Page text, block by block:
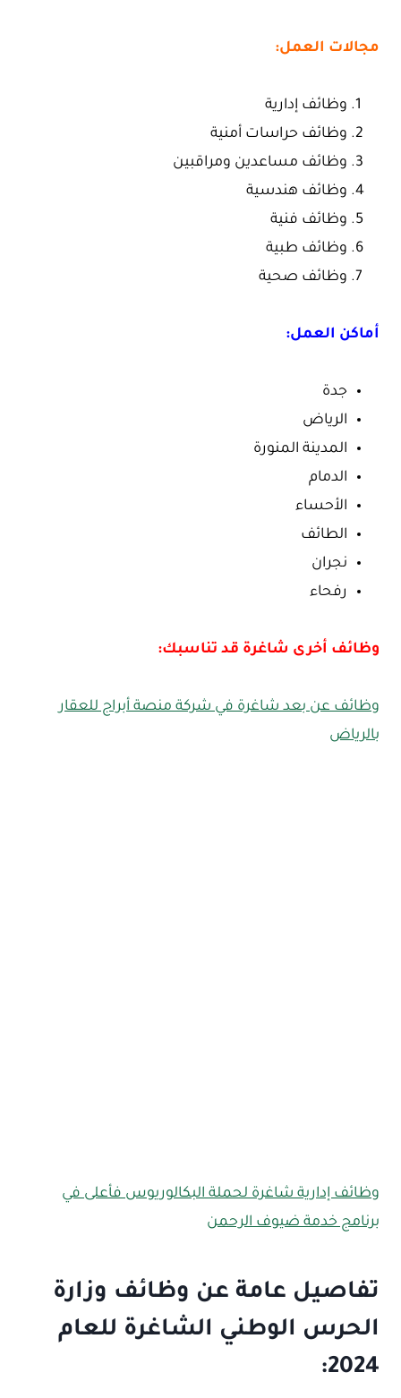
مجالات العمل:
وظائف إدارية
وظائف حراسات أمنية
وظائف مساعدين ومراقبين
وظائف هندسية
وظائف فنية
وظائف طبية
وظائف صحية
أماكن العمل:
جدة
الرياض
المدينة المنورة
الدمام
الأحساء
الطائف
نجران
رفحاء
وظائف أخرى شاغرة قد تناسبك:
وظائف عن بعد شاغرة في شركة منصة أبراج للعقار
بالرياض
وظائف إدارية شاغرة لحملة البكالوريوس فأعلى في
برنامج خدمة ضيوف الرحمن
تفاصيل عامة عن وظائف وزارة
الحرس الوطني الشاغرة للعام
2024: